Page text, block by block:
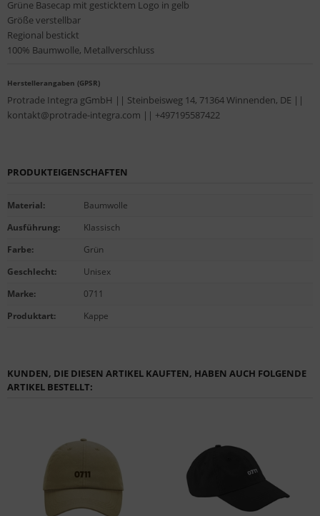
Grüne Basecap mit gesticktem Logo in gelb
Größe verstellbar
Regional bestickt
100% Baumwolle, Metallverschluss
Herstellerangaben (GPSR)
Protrade Integra gGmbH || Steinbeisweg 14, 71364 Winnenden, DE ||
kontakt@protrade-integra.com || +497195587422
PRODUKTEIGENSCHAFTEN
Material:
Baumwolle
Ausführung:
Klassisch
Farbe:
Grün
Geschlecht:
Unisex
Marke:
0711
Produktart: Kappe
KUNDEN, DIE DIESEN ARTIKEL KAUFTEN, HABEN AUCH FOLGENDE
ARTIKEL BESTELLT: